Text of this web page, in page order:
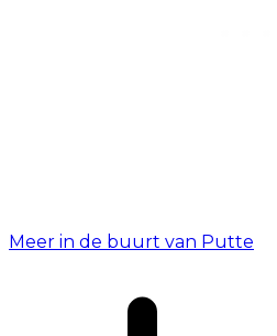
Meer in de buurt van Putte